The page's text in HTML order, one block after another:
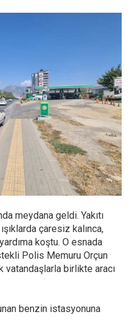
meydana geldi. Yakıtı
çaresiz kalınca,
koştu. O esnada
Polis Memuru Orçun
birlikte aracı
benzin istasyonuna